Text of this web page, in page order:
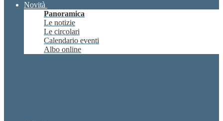
Novità
Panoramica
Le notizie
Le circolari
Calendario eventi
Albo online